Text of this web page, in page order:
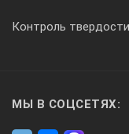
Контроль твердости
МЫ В СОЦСЕТЯХ: